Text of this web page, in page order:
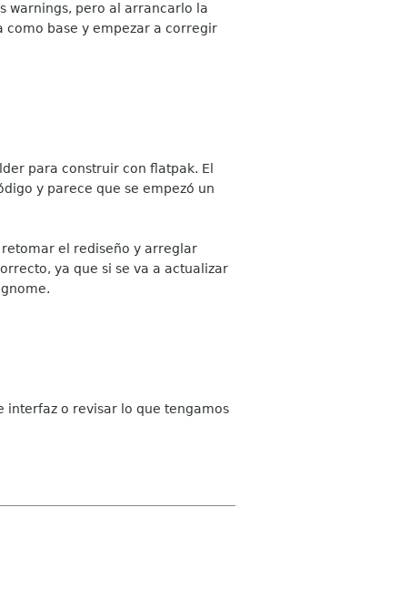
pero al arrancarlo la
base y empezar a corregir
para construir con flatpak. El
y parece que se empezó un
el rediseño y arreglar
ya que si se va a actualizar
o revisar lo que tengamos